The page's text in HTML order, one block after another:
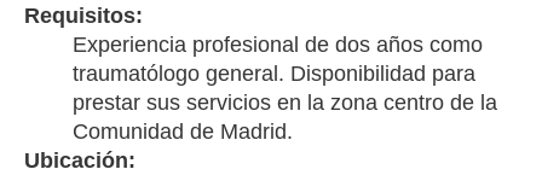
Requisitos:
Experiencia profesional de dos años como
traumatólogo general. Disponibilidad para
prestar sus servicios en la zona centro de la
Comunidad de Madrid.
Ubicación: